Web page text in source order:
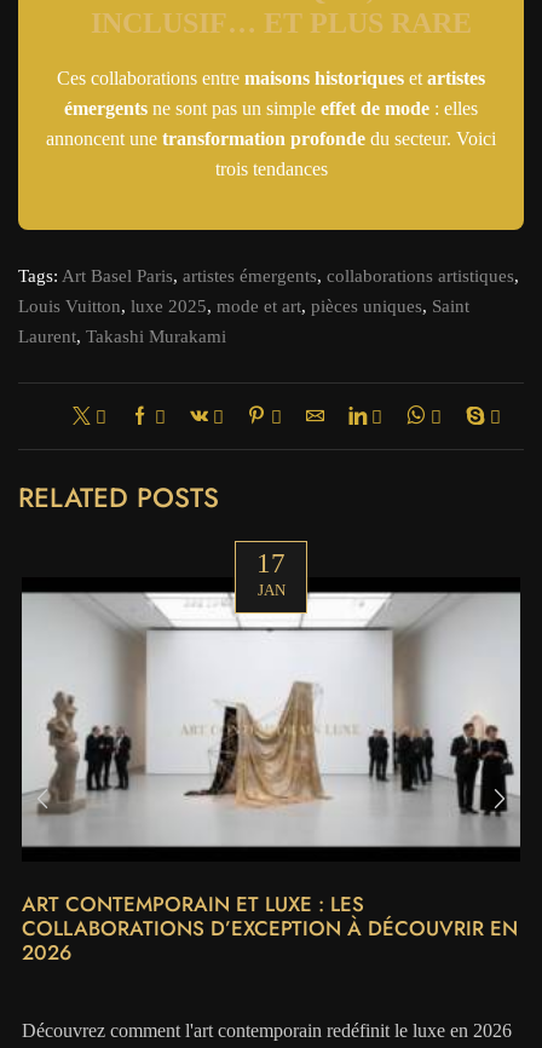
INCLUSIF… ET PLUS RARE
Ces collaborations entre maisons historiques et artistes
émergents ne sont pas un simple effet de mode : elles
annoncent une transformation profonde du secteur. Voici
trois tendances
Tags: Art Basel Paris, artistes émergents, collaborations artistiques,
Louis Vuitton, luxe 2025, mode et art, pièces uniques, Saint
Laurent, Takashi Murakami
RELATED POSTS
17
JAN
ART CONTEMPORAIN ET LUXE : LES
COLLABORATIONS D’EXCEPTION À DÉCOUVRIR EN
2026
Découvrez comment l'art contemporain redéfinit le luxe en 2026